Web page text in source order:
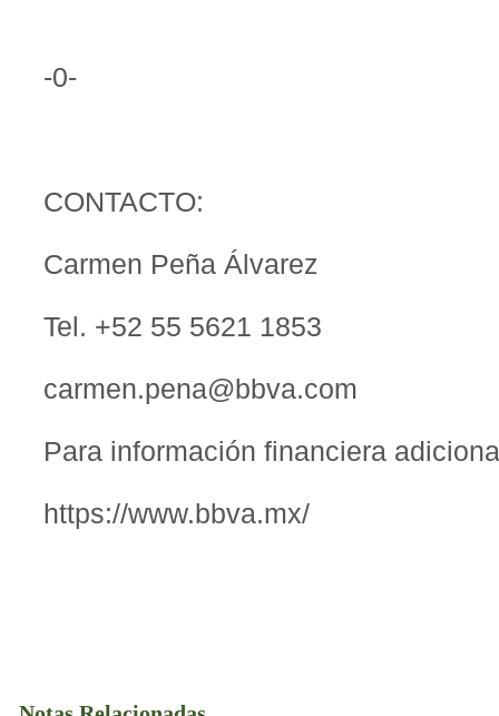
-0-
CONTACTO:
Carmen Peña Álvarez
Tel. +52 55 5621 1853
carmen.pena@bbva.com
Para información financiera
https://www.bbva.mx/